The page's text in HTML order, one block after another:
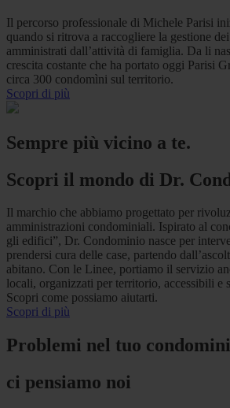
Il percorso professionale di Michele Parisi
quando si ritrova a raccogliere la gestione
amministrati dall’attività di famiglia. Da li
crescita costante che ha portato oggi Parisi
circa 300 condomìni sul territorio.
Scopri di più
Sempre più vicino a te.
Scopri il mondo di Dr.
Il marchio che abbiamo progettato per
amministrazioni condominiali. Ispirato al
gli edifici”, Dr. Condominio nasce per
prendersi cura delle case, partendo
abitano. Con le Linee, portiamo il servizio
locali, organizzati per territorio, accessibili e
Scopri come possiamo aiutarti.
Scopri di più
Problemi nel tuo
ci pensiamo noi